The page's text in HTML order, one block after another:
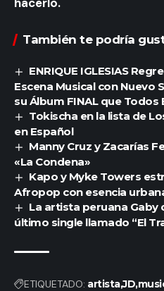
También te podría
ENRIQUE IGLESIAS
Escena Musical con Nuevo
su Álbum FINAL que
Tokischa en la lista de
en Español
Manny Cruz y Zacarías
«La Condena»
Kapo y Myke Towers
Afropop con esencia
La artista peruana Gaby
último single llamado “El
ETIQUETADO: artistaJD